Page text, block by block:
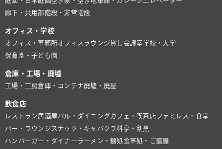
廊下・共用部階段・非常階段
オフィス・学校
オフィス・事務所オフィスラウンジ貸し会議室学校・大学
保育園・子ども園
倉庫・工場・廃墟
工場・工房倉庫・コンテナ廃墟・廃屋
飲食店
レストラン居酒屋バル・ダイニングカフェ・喫茶店ファミレス・食堂
バー・ラウンジ スナック・キャバクラ料亭・割烹
ハンバーガー・ダイナーラーメン・麺処食事処・ご飯屋